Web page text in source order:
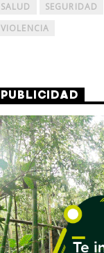
SALUD
SEGURIDAD
VIOLENCIA
PUBLICIDAD